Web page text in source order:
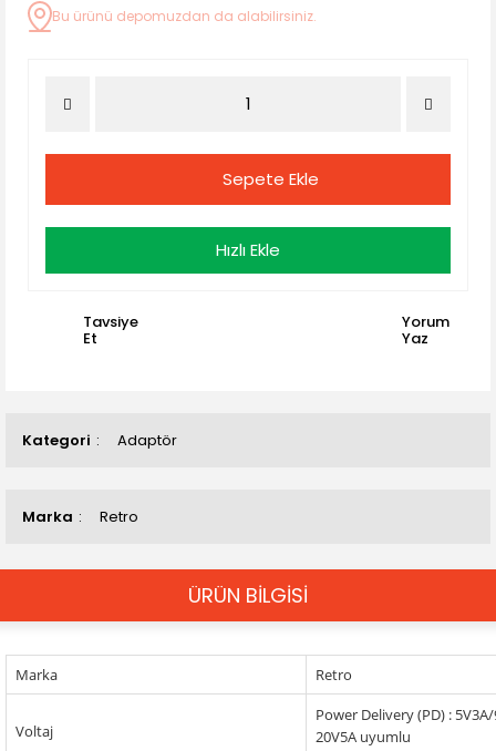
Kategori Adaptör
Marka Retro
Bu ürünü depomuzdan da alabilirsiniz.
Sepete Ekle
Hızlı Ekle
Tavsiye
Et
Yorum
Yaz
ÜRÜN BİLGİSİ
Marka Retro
Voltaj
Power Delivery (PD) :
20V5A uyumlu